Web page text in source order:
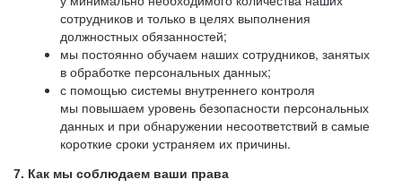
сотрудников и только в целях выполнения
должностных обязанностей;
мы постоянно обучаем наших сотрудников, занятых
в обработке персональных данных;
с помощью системы внутреннего контроля
мы повышаем уровень безопасности персональных
данных и при обнаружении несоответствий в самые
короткие сроки устраняем их причины.
7. Как мы соблюдаем ваши права